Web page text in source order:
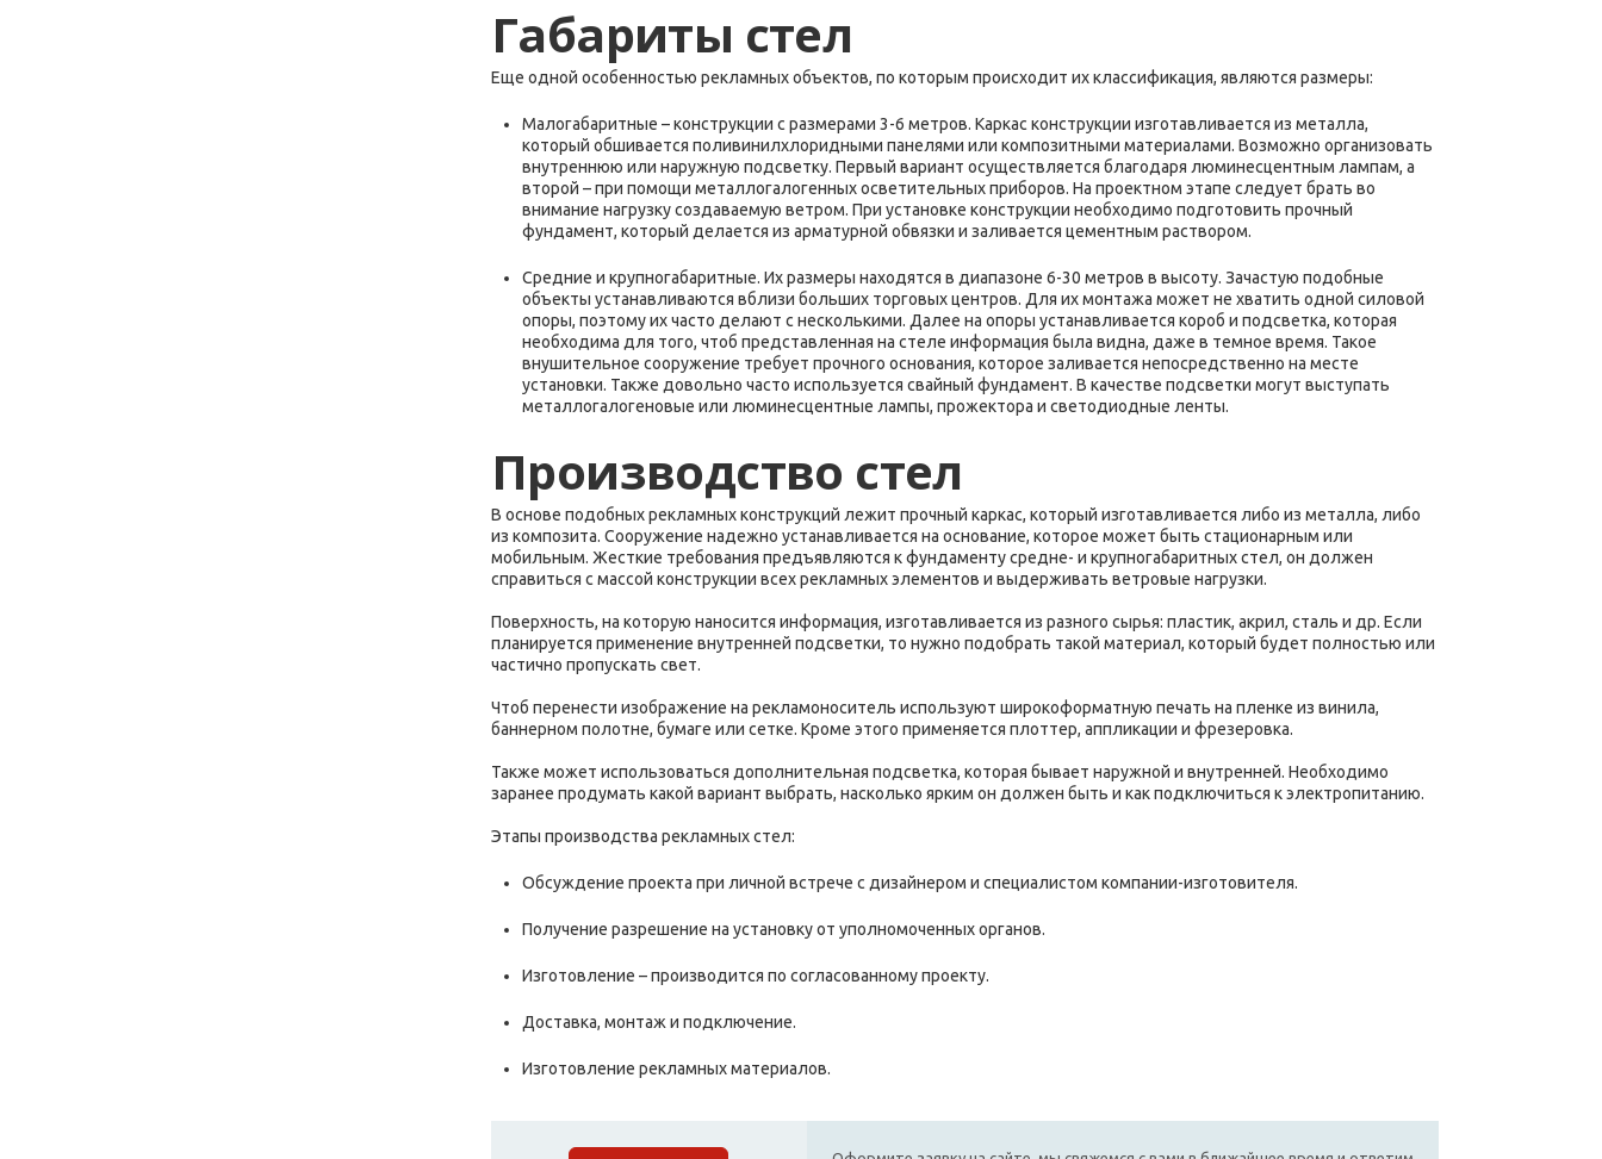
Габариты стел
Еще одной особенностью рекламных объектов, по которым происходит их классификация, являются размеры:
Малогабаритные – конструкции с размерами 3-6 метров. Каркас конструкции изготавливается из металла,
который обшивается поливинилхлоридными панелями или композитными материалами. Возможно организовать
внутреннюю или наружную подсветку. Первый вариант осуществляется благодаря люминесцентным лампам, а
второй – при помощи металлогалогенных осветительных приборов. На проектном этапе следует брать во
внимание нагрузку создаваемую ветром. При установке конструкции необходимо подготовить прочный
фундамент, который делается из арматурной обвязки и заливается цементным раствором.
Средние и крупногабаритные. Их размеры находятся в диапазоне 6-30 метров в высоту. Зачастую подобные
объекты устанавливаются вблизи больших торговых центров. Для их монтажа может не хватить одной силовой
опоры, поэтому их часто делают с несколькими. Далее на опоры устанавливается короб и подсветка, которая
необходима для того, чтоб представленная на стеле информация была видна, даже в темное время. Такое
внушительное сооружение требует прочного основания, которое заливается непосредственно на месте
установки. Также довольно часто используется свайный фундамент. В качестве подсветки могут выступать
металлогалогеновые или люминесцентные лампы, прожектора и светодиодные ленты.
Производство стел
В основе подобных рекламных конструкций лежит прочный каркас, который изготавливается либо из металла, либо
из композита. Сооружение надежно устанавливается на основание, которое может быть стационарным или
мобильным. Жесткие требования предъявляются к фундаменту средне- и крупногабаритных стел, он должен
справиться с массой конструкции всех рекламных элементов и выдерживать ветровые нагрузки.
Поверхность, на которую наносится информация, изготавливается из разного сырья: пластик, акрил, сталь и др. Если
планируется применение внутренней подсветки, то нужно подобрать такой материал, который будет полностью или
частично пропускать свет.
Чтоб перенести изображение на рекламоноситель используют широкоформатную печать на пленке из винила,
баннерном полотне, бумаге или сетке. Кроме этого применяется плоттер, аппликации и фрезеровка.
Также может использоваться дополнительная подсветка, которая бывает наружной и внутренней. Необходимо
заранее продумать какой вариант выбрать, насколько ярким он должен быть и как подключиться к электропитанию.
Этапы производства рекламных стел:
Обсуждение проекта при личной встрече с дизайнером и специалистом компании-изготовителя.
Получение разрешение на установку от уполномоченных органов.
Изготовление – производится по согласованному проекту.
Доставка, монтаж и подключение.
Изготовление рекламных материалов.